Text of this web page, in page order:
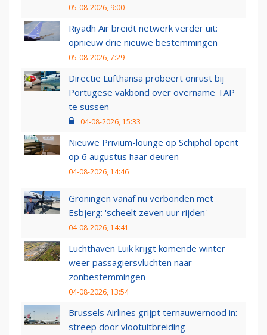
05-08-2026, 9:00
Riyadh Air breidt netwerk verder uit:
opnieuw drie nieuwe bestemmingen
05-08-2026, 7:29
Directie Lufthansa probeert onrust bij
Portugese vakbond over overname TAP
te sussen
04-08-2026, 15:33
Nieuwe Privium-lounge op Schiphol opent
op 6 augustus haar deuren
04-08-2026, 14:46
Groningen vanaf nu verbonden met
Esbjerg: 'scheelt zeven uur rijden'
04-08-2026, 14:41
Luchthaven Luik krijgt komende winter
weer passagiersvluchten naar
zonbestemmingen
04-08-2026, 13:54
Brussels Airlines grijpt ternauwernood in:
streep door vlootuitbreiding